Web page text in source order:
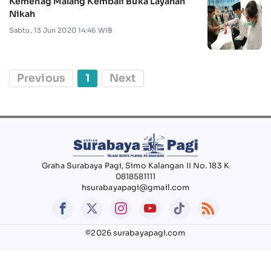
Nikah
Sabtu, 13 Jun 2020 14:46 WIB
Previous 1 Next
Graha Surabaya Pagi, Simo Kalangan II No. 183 K
0818581111
hsurabayapagi@gmail.com
©2026 surabayapagi.com